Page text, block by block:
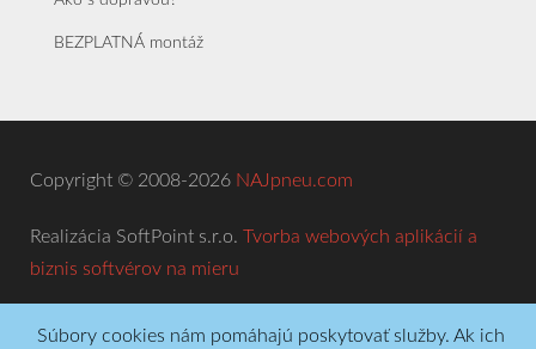
BEZPLATNÁ montáž
Copyright © 2008-2026 NAJpneu.com
Realizácia SoftPoint s.r.o. Tvorba webových aplikácií a
biznis softvérov na mieru
Súbory cookies nám pomáhajú poskytovať služby. Ak ich